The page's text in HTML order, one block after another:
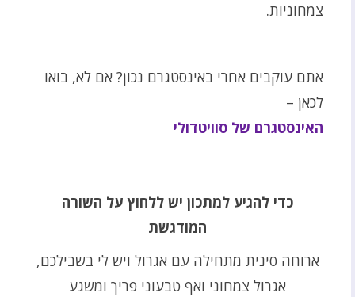
צמחוניות.
אתם עוקבים אחרי באינסטגרם נכון? אם לא, בואו
לכאן –
האינסטגרם של סוויטדולי
כדי להגיע למתכון יש ללחוץ על השורה
המודגשת
ארוחה סינית מתחילה עם אגרול ויש לי בשבילכם,
אגרול צמחוני ואף טבעוני פריך ומשגע